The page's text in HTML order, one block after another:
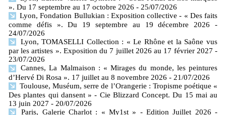
». Du 17 septembre au 17 octobre 2026 - 25/07/2026
Lyon, Fondation Bullukian : Exposition collective - « Des faits
comme défis ». Du 19 septembre au 19 décembre 2026
-
24/07/2026
Lyon, TOMASELLI Collection : « Le Rhône et la Saône vus
par les artistes ». Exposition du 7 juillet 2026 au 17 février 2027 -
23/07/2026
Cannes, La Malmaison : « Mirages du monde, les peintures
d’Hervé Di Rosa ». 17 juillet au 8 novembre 2026 - 21/07/2026
Toulouse, Muséum, serre de l’Orangerie : Tropisme poétique «
Des plantes qui dansent » - Cie Blizzard Concept. Du 15 mai au
13 juin 2027 - 20/07/2026
Paris, Galerie Charlot : « My1st » - Edition Juillet 2026 -